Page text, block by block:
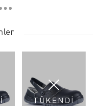
TÜKENDİ